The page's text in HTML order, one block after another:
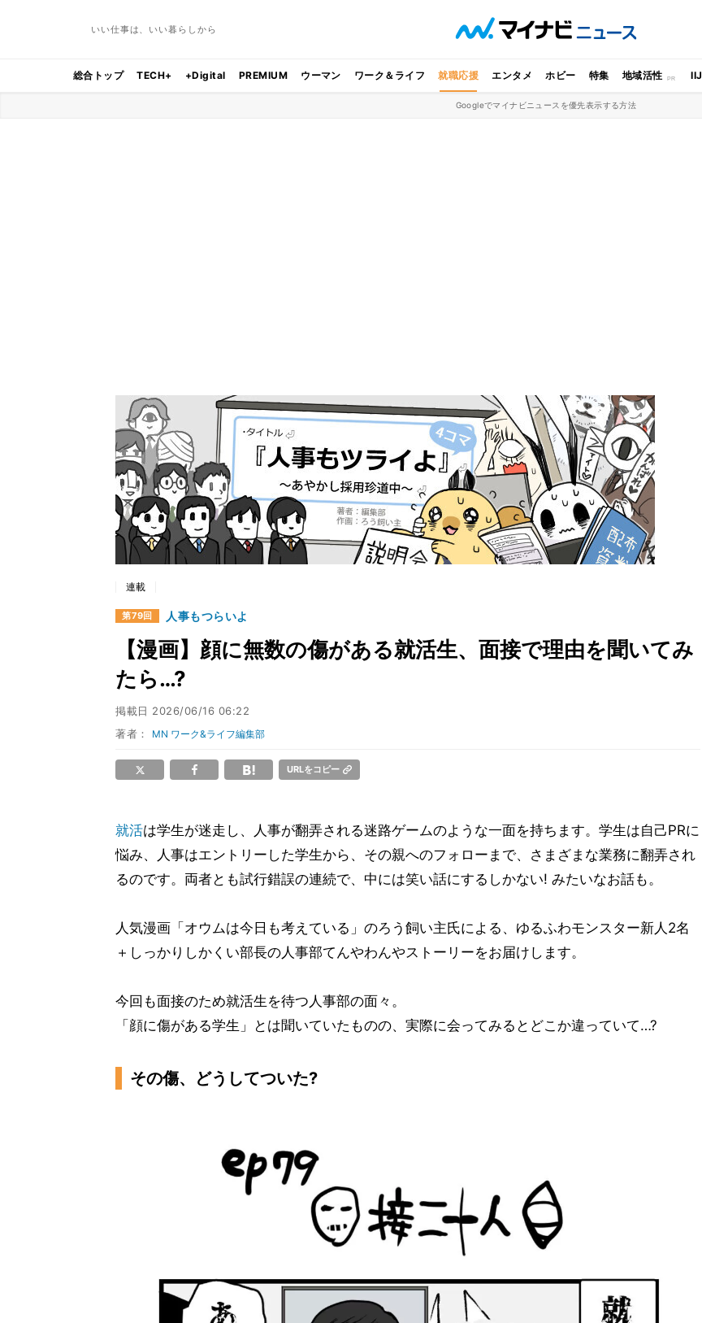
いい仕事は、いい暮らしから
総合トップ TECH+ +Digital PREMIUM ウーマン ワーク＆ライフ 就職応援 エンタメ ホビー 特集 地域活性 IIJ
Googleでマイナビニュースを優先表示する方法
連載
第79回 人事もつらいよ
【漫画】顔に無数の傷がある就活生、面接で理由を聞いてみ
たら…?
掲載日 2026/06/16 06:22
著者： MN ワーク&ライフ編集部
URLをコピー
就活は学生が迷走し、人事が翻弄される迷路ゲームのような一面を持ちます。学生は自己PRに
悩み、人事はエントリーした学生から、その親へのフォローまで、さまざまな業務に翻弄され
るのです。両者とも試行錯誤の連続で、中には笑い話にするしかない! みたいなお話も。
人気漫画「オウムは今日も考えている」のろう飼い主氏による、ゆるふわモンスター新人2名
＋しっかりしかくい部長の人事部てんやわんやストーリーをお届けします。
今回も面接のため就活生を待つ人事部の面々。
「顔に傷がある学生」とは聞いていたものの、実際に会ってみるとどこか違っていて…?
その傷、どうしてついた?